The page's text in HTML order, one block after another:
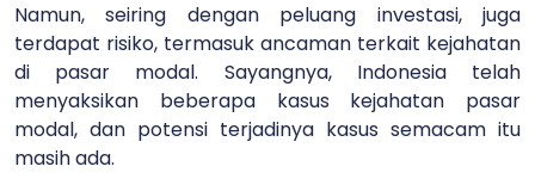
Namun, seiring dengan peluang investasi, juga
terdapat risiko, termasuk ancaman terkait kejahatan
di pasar modal. Sayangnya, Indonesia telah
menyaksikan beberapa kasus kejahatan pasar
modal, dan potensi terjadinya kasus semacam itu
masih ada.